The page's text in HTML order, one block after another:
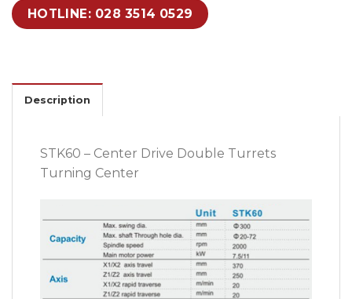
HOTLINE: 028 3514 0529
Description
STK60 – Center Drive Double Turrets
Turning Center